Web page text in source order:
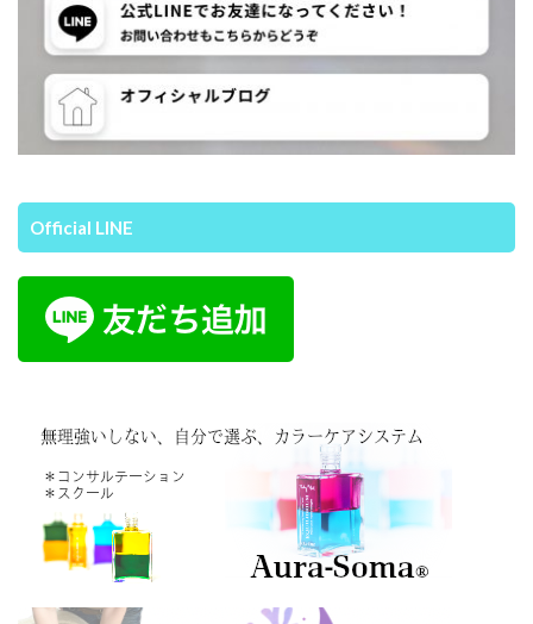
Official LINE